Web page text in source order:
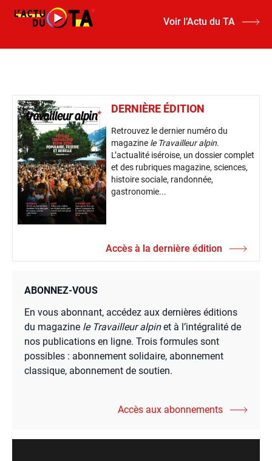
Voir l’Actu du TA
DERNIÈRE ÉDITION
Retrouvez le dernier numéro du
magazine le Travailleur alpin.
L’actualité iséroise, un dossier complet
et des rubriques magazine, sciences,
histoire sociale, randonnée,
gastronomie...
Accès à la dernière édition
ABONNEZ-VOUS
En vous abonnant, accédez aux dernières éditions
du magazine le Travailleur alpinet à l’intégralité de
nos publications en ligne. Trois formules sont
possibles : abonnement solidaire, abonnement
classique, abonnement de soutien.
Accès aux abonnements